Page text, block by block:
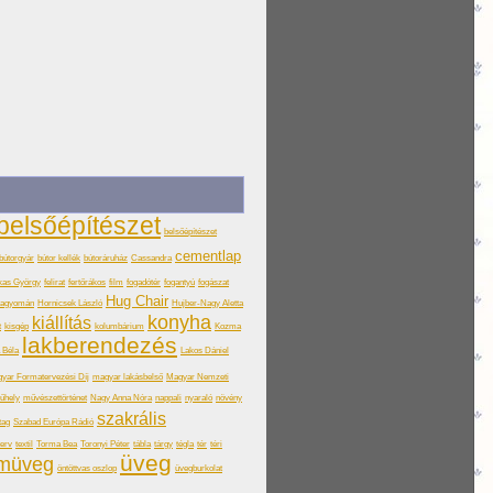
belsőépítészet belsőépítészet
bútorgyár bútor kellék bútoráruház Cassandra cementlap
György felirat fertőrákos film fogadótér fogantyú fogászat
Hornicsek László Hug Chair Hujber-Nagy Aletta
kisgép kiállítás kolumbárium konyha Kozma
Béla lakberendezés Lakos Dániel
Formatervezési Díj magyar lakásbelső Magyar Nemzeti
művészettörténet Nagy Anna Nóra nappali nyaraló növény
Szabad Európa Rádió szakrális
textil Torma Bea Toronyi Péter tábla tárgy tégla tér téri
öntöttvas oszlop üveg üvegburkolat